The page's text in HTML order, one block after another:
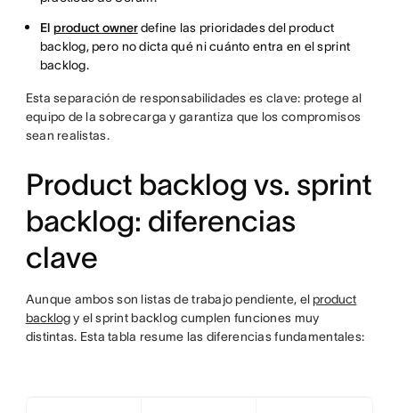
El product ownerdefine las prioridades del product
backlog, pero no dicta qué ni cuánto entra en el sprint
backlog.
Esta separación de responsabilidades es clave: protege al
equipo de la sobrecarga y garantiza que los compromisos
sean realistas.
Product backlog vs. sprint
backlog: diferencias
clave
Aunque ambos son listas de trabajo pendiente, el product
backlogy el sprint backlog cumplen funciones muy
distintas. Esta tabla resume las diferencias fundamentales: